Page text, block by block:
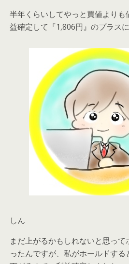
半年くらいしてやっと買値よりも
益確定して『1,806円』のプラスに
しん
まだ上がるかもしれないと思っ
ったんですが、私がホールドする